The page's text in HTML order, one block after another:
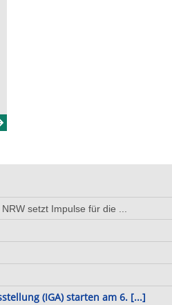
NRW setzt Impulse für die
(IGA) starten am 6. [...]